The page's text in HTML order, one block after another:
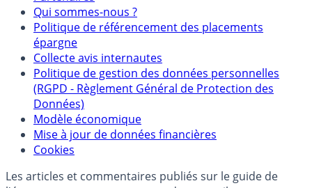
Mentions légales et Conditions d’utilisation
Partenaires
Qui sommes-nous ?
Politique de référencement des placements
épargne
Collecte avis internautes
Politique de gestion des données personnelles
(RGPD - Règlement Général de Protection des
Données)
Modèle économique
Cookies